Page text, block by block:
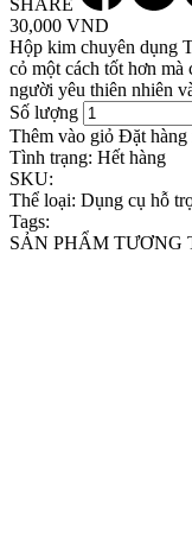
30,000 VND
Hộp kim chuyên dụng
cỏ một cách tốt hơn
người yêu thiên nhiên
Số lượng
Thêm vào giỏ Đặt hàng
Tình trạng: Hết hàng
SKU:
Thể loại: Dụng cụ hỗ
Tags:
SẢN PHẨM TƯƠNG